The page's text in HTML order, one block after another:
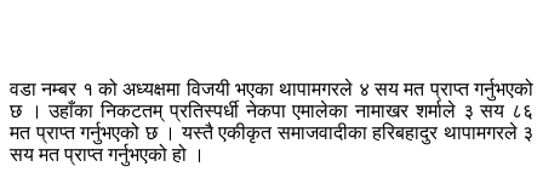
वडा नम्बर १ को अध्यक्षमा विजयी भएका थापामगरले ४ सय मत प्राप्त गर्नुभएको
छ । उहाँका निकटतम् प्रतिस्पर्धी नेकपा एमालेका नामाखर शर्माले ३ सय ८६
मत प्राप्त गर्नुभएको छ । यस्तै एकीकृत समाजवादीका हरिबहादुर थापामगरले ३
सय मत प्राप्त गर्नुभएको हो ।